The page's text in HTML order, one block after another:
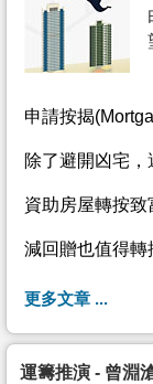
申請按揭
除了避開凶宅
資助房屋轉按致
減回贈也值得轉
更多文章 ...
運籌推演 - 曾淵